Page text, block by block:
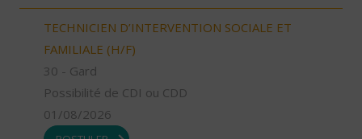
TECHNICIEN D’INTERVENTION SOCIALE ET
FAMILIALE (H/F)
30 - Gard
Possibilité de CDI ou CDD
01/08/2026